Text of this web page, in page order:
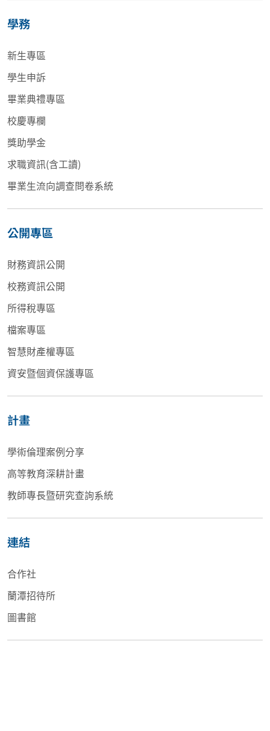
學務
新生專區
學生申訴
畢業典禮專區
校慶專欄
獎助學金
求職資訊(含工讀)
畢業生流向調查問卷系統
公開專區
財務資訊公開
校務資訊公開
所得稅專區
檔案專區
智慧財產權專區
資安暨個資保護專區
計畫
學術倫理案例分享
高等教育深耕計畫
教師專長暨研究查詢系統
連結
合作社
蘭潭招待所
圖書館